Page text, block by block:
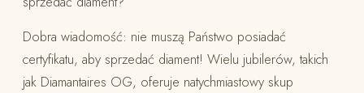
Dobra wiadomość: nie muszą Państwo posiadać
certyfikatu, aby sprzedać diament! Wielu jubilerów, takich
jak Diamantaires OG, oferuje natychmiastowy skup